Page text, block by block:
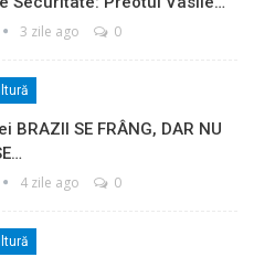
3 zile ago 0
SE FRÂNG, DAR NU
4 zile ago 0